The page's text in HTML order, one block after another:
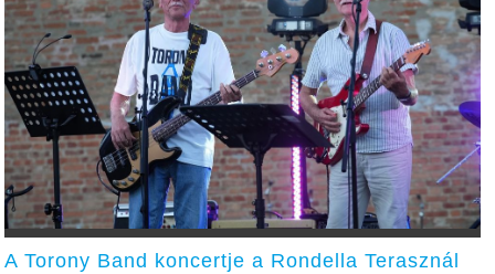
A Torony Band koncertje a Rondella Terasznál